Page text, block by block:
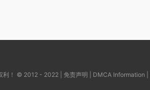
利！ © 2012 - 2022 | 免责声明 DMCA Information